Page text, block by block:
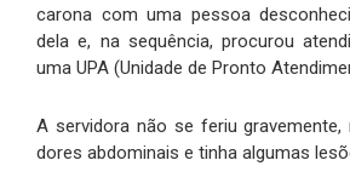
carona com uma pessoa
dela e, na sequência, procurou
uma UPA (Unidade de Pronto
A servidora não se feriu
dores abdominais e tinha algumas